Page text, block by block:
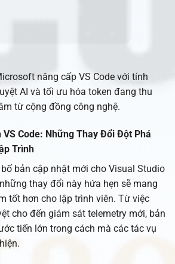
nâng cấp VS Code với tính
AI và tối ưu hóa token đang thu
từ cộng đồng công nghệ.
Code: Những Thay Đổi Đột Phá
Trình
bản cập nhật mới cho Visual Studio
thay đổi này hứa hẹn sẽ mang
tốt hơn cho lập trình viên. Từ việc
cho đến giám sát telemetry mới, bản
tiến lớn trong cách mà các tác vụ